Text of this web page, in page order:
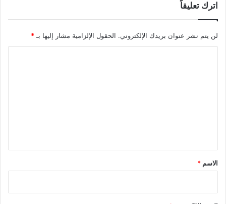
اترك تعليقاً
لن يتم نشر عنوان بريدك الإلكتروني. الحقول الإلزامية مشار إليها بـ *
*
الاسم *